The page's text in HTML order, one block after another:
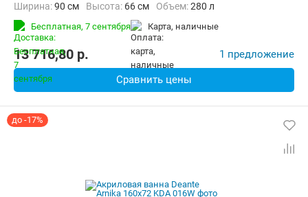
Ширина:90 см Высота: 66 см Объем:280 л
Бесплатная, 7 сентября карта, наличные
13 716,80 p. 1 предложение
Сравнить цены
до -17%